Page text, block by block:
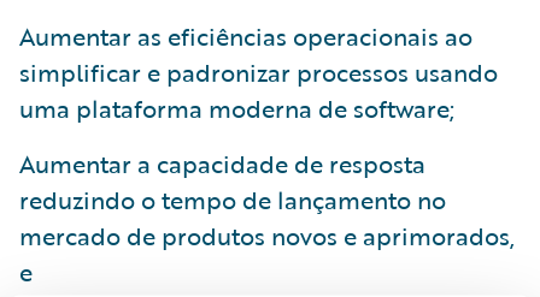
Aumentar as eficiências operacionais ao
simplificar e padronizar processos usando
uma plataforma moderna de software;
Aumentar a capacidade de resposta
reduzindo o tempo de lançamento no
mercado de produtos novos e aprimorados,
e